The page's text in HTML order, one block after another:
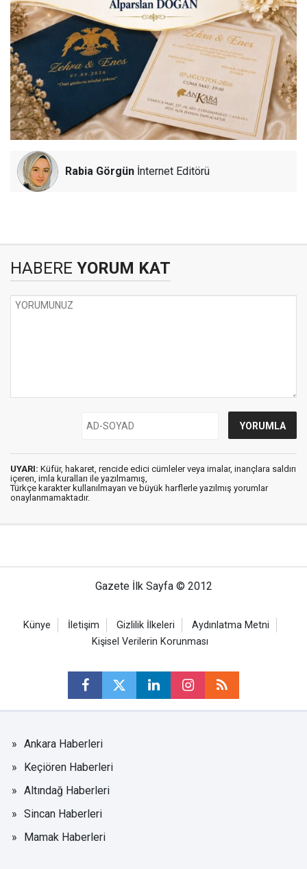
Rabia Görgün İnternet Editörü
HABERE YORUM KAT
UYARI: Küfür, hakaret, rencide edici cümleler veya imalar, inançlara saldırı
içeren, imla kuralları ile yazılmamış,
Türkçe karakter kullanılmayan ve büyük harflerle yazılmış yorumlar
onaylanmamaktadır.
Gazete İlk Sayfa © 2012
Künye İletişim Gizlilik İlkeleri
Aydınlatma Metni
Kişisel Verilerin Korunması
Ankara Haberleri
Keçiören Haberleri
Altındağ Haberleri
Sincan Haberleri
Mamak Haberleri